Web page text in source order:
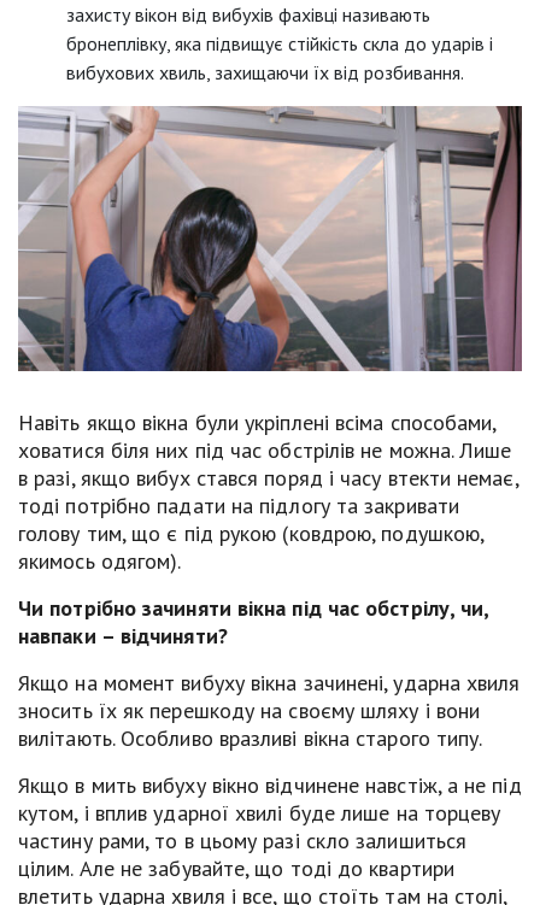
захисту вікон від вибухів фахівці називають
бронеплівку, яка підвищує стійкість скла до ударів і
вибухових хвиль, захищаючи їх від розбивання.
Навіть якщо вікна були укріплені всіма способами,
ховатися біля них під час обстрілів не можна. Лише
в разі, якщо вибух стався поряд і часу втекти немає,
тоді потрібно падати на підлогу та закривати
голову тим, що є під рукою (ковдрою, подушкою,
якимось одягом).
Чи потрібно зачиняти вікна під час обстрілу, чи,
навпаки – відчиняти?
Якщо на момент вибуху вікна зачинені, ударна хвиля
зносить їх як перешкоду на своєму шляху і вони
вилітають. Особливо вразливі вікна старого типу.
Якщо в мить вибуху вікно відчинене навстіж, а не під
кутом, і вплив ударної хвилі буде лише на торцеву
частину рами, то в цьому разі скло залишиться
цілим. Але не забувайте, що тоді до квартири
влетить ударна хвиля і все, що стоїть там на столі,